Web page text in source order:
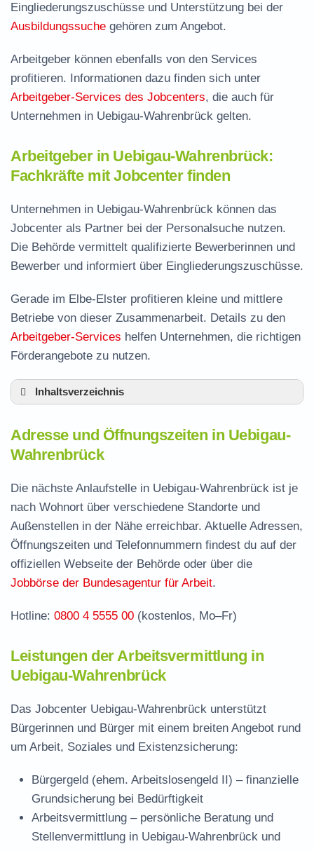
Eingliederungszuschüsse und Unterstützung bei der
Ausbildungssuche gehören zum Angebot.
Arbeitgeber können ebenfalls von den Services
profitieren. Informationen dazu finden sich unter
Arbeitgeber-Services des Jobcenters, die auch für
Unternehmen in Uebigau-Wahrenbrück gelten.
Arbeitgeber in Uebigau-Wahrenbrück:
Fachkräfte mit Jobcenter finden
Unternehmen in Uebigau-Wahrenbrück können das
Jobcenter als Partner bei der Personalsuche nutzen.
Die Behörde vermittelt qualifizierte Bewerberinnen und
Bewerber und informiert über Eingliederungszuschüsse.
Gerade im Elbe-Elster profitieren kleine und mittlere
Betriebe von dieser Zusammenarbeit. Details zu den
Arbeitgeber-Services helfen Unternehmen, die richtigen
Förderangebote zu nutzen.
Inhaltsverzeichnis
Wahrenbrück
Leistungen der Arbeitsvermittlung in Uebigau-
Wahrenbrück
Termin vereinbaren und Bürgergeld beantragen
Jobcenter Elbe-Elster – zuständige Stelle
Stellenangebote und Jobbörse in Uebigau-
Wahrenbrück
Adresse und Öffnungszeiten in Uebigau-
Wahrenbrück
Die nächste Anlaufstelle in Uebigau-Wahrenbrück ist je
nach Wohnort über verschiedene Standorte und
Außenstellen in der Nähe erreichbar. Aktuelle Adressen,
Öffnungszeiten und Telefonnummern findest du auf der
offiziellen Webseite der Behörde oder über die
Jobbörse der Bundesagentur für Arbeit.
Hotline: 0800 4 5555 00 (kostenlos, Mo–Fr)
Leistungen der Arbeitsvermittlung in
Uebigau-Wahrenbrück
Das Jobcenter Uebigau-Wahrenbrück unterstützt
Bürgerinnen und Bürger mit einem breiten Angebot rund
um Arbeit, Soziales und Existenzsicherung:
Bürgergeld (ehem. Arbeitslosengeld II) – finanzielle
Grundsicherung bei Bedürftigkeit
Arbeitsvermittlung – persönliche Beratung und
Stellenvermittlung in Uebigau-Wahrenbrück und